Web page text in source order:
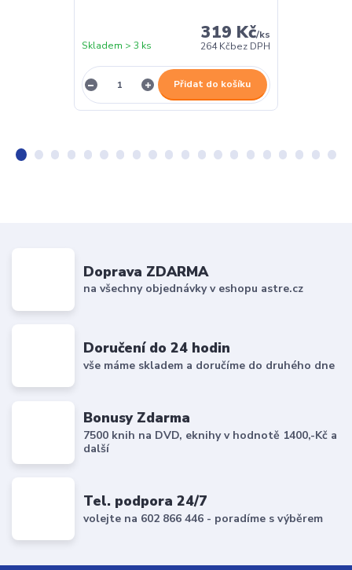
319 Kč/ks
264 Kčbez DPH
Skladem > 3 ks
Přidat do košíku
Doprava ZDARMA
na všechny objednávky v eshopu astre.cz
Doručení do 24 hodin
vše máme skladem a doručíme do druhého dne
Bonusy Zdarma
7500 knih na DVD, eknihy v hodnotě 1400,-Kč a
další
Tel. podpora 24/7
volejte na 602 866 446 - poradíme s výběrem